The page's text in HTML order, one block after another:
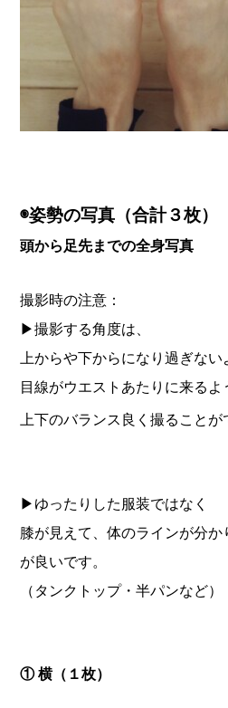
◉姿勢の写真（合計３枚）
頭から足先までの全身写真
撮影時の注意：
▶︎撮影する角度は、
上からや下からになり過ぎない
目線がウエストあたりに来るよ
上下のバランス良く撮ることが
▶︎ゆったりした服装ではなく
膝が見えて、 体のラインが分か
が良いです。
（タンクトップ・半パンなど）
①横（１枚）